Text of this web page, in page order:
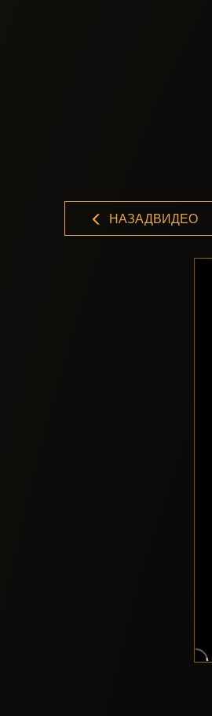
НАЗАДВИДЕО